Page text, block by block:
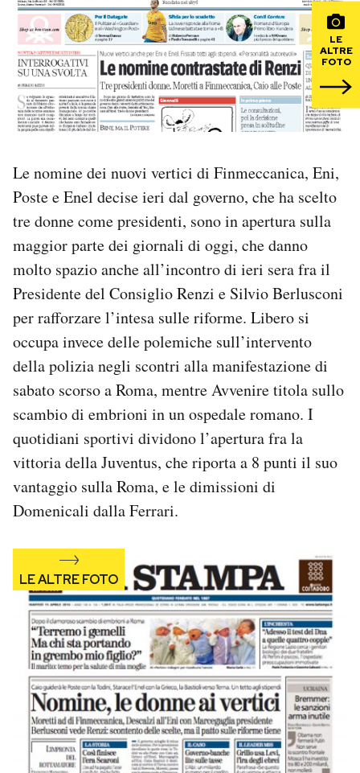
PODCAST
NEWSLETTER
CALENDARIO
AREA PERSONALE
Area Personale
Newsletter
Notifiche mobile
Regala il Post
Hai bisogno di aiuto?
Esci
LE
ALTRE
FOTO
Le nomine dei nuovi vertici di Finmeccanica, Eni,
Poste e Enel decise ieri dal governo, che ha scelto
tre donne come presidenti, sono in apertura sulla
maggior parte dei giornali di oggi, che danno
molto spazio anche all’incontro di ieri sera fra il
Presidente del Consiglio Renzi e Silvio Berlusconi
per rafforzare l’intesa sulle riforme. Libero si
occupa invece delle polemiche sull’intervento
della polizia negli scontri alla manifestazione di
sabato scorso a Roma, mentre Avvenire titola sullo
scambio di embrioni in un ospedale romano. I
quotidiani sportivi dividono l’apertura fra la
vittoria della Juventus, che riporta a 8 punti il suo
vantaggio sulla Roma, e le dimissioni di
Domenicali dalla Ferrari.